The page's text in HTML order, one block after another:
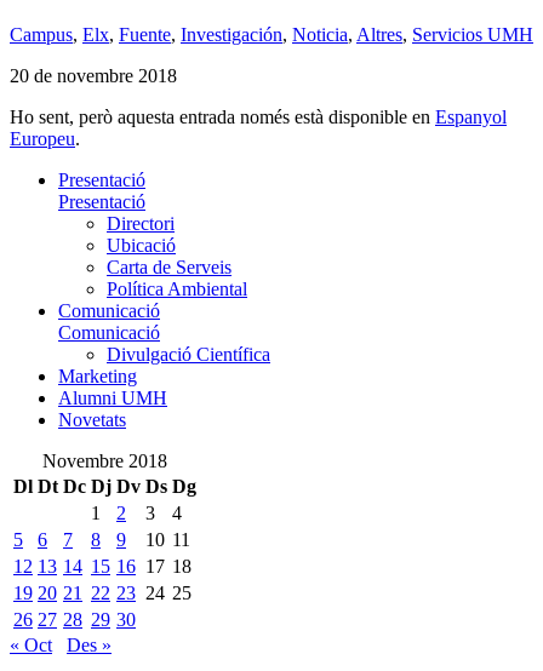
Campus, Elx, Fuente, Investigación, Noticia, Altres, Servicios UMH
20 de novembre 2018
Ho sent, però aquesta entrada només està disponible en Espanyol
Europeu.
Presentació
Presentació
Directori
Ubicació
Carta de Serveis
Política Ambiental
Comunicació
Comunicació
Divulgació Científica
Marketing
Alumni UMH
Novetats
Novembre 2018
Dl Dt Dc Dj Dv Ds Dg
1
2 3
4
5
6 7 8 9 10 11
12 13 14 15 16 17 18
19 20 21 22 23 24 25
26 27 28 29 30
« Oct
Des »